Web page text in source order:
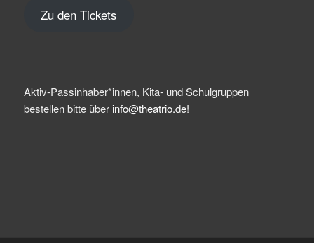
Zu den Tickets
Aktiv-Passinhaber*innen, Kita- und Schulgruppen
bestellen bitte über info@theatrio.de!